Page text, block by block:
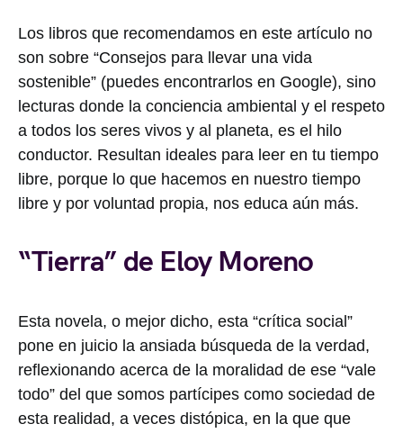
Los libros que recomendamos en este artículo no
son sobre “Consejos para llevar una vida
sostenible” (puedes encontrarlos en Google), sino
lecturas donde la conciencia ambiental y el respeto
a todos los seres vivos y al planeta, es el hilo
conductor. Resultan ideales para leer en tu tiempo
libre, porque lo que hacemos en nuestro tiempo
libre y por voluntad propia, nos educa aún más.
“Tierra” de Eloy Moreno
Esta novela, o mejor dicho, esta “crítica social”
pone en juicio la ansiada búsqueda de la verdad,
reflexionando acerca de la moralidad de ese “vale
todo” del que somos partícipes como sociedad de
esta realidad, a veces distópica, en la que que